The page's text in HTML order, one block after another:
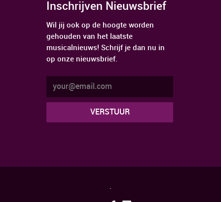
Inschrijven Nieuwsbrief
Wil jij ook op de hoogte worden
gehouden van het laatste
musicalnieuws! Schrijf je dan nu in
op onze nieuwsbrief.
.